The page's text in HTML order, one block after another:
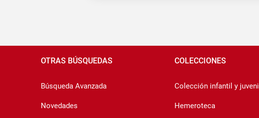
OTRAS BÚSQUEDAS
Búsqueda Avanzada
Novedades
COLECCIONES
Colección infantil y juvenil
Hemeroteca